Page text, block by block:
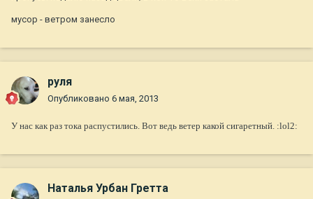
мусор - ветром занесло
руля
Опубликовано 6 мая, 2013
У нас как раз тока распустились. Вот ведь ветер какой сигаретный. :lol2:
Наталья Урбан Гретта